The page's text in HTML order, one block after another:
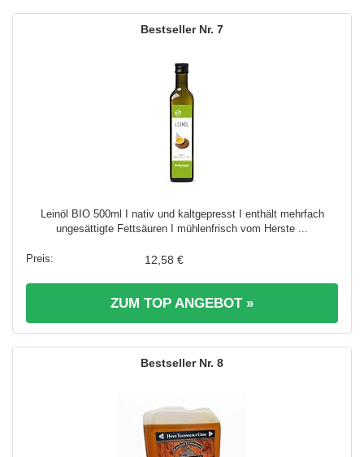
7
Leinöl BIO 500ml I nativ und kaltgepresst I enthält mehrfach
ungesättigte Fettsäuren I mühlenfrisch vom Herste ...
12,58 €
ZUM TOP ANGEBOT »
8